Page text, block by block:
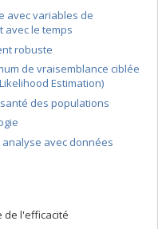
avec variables de
avec le temps
robuste
de vraisemblance ciblée
Estimation)
des populations
avec données
de l'efficacité